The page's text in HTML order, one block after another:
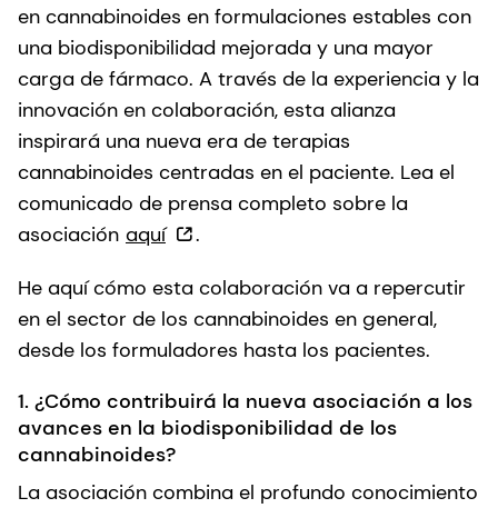
en cannabinoides en formulaciones estables con
una biodisponibilidad mejorada y una mayor
carga de fármaco. A través de la experiencia y la
innovación en colaboración, esta alianza
inspirará una nueva era de terapias
cannabinoides centradas en el paciente. Lea el
comunicado de prensa completo sobre la
asociación aquí
.
He aquí cómo esta colaboración va a repercutir
en el sector de los cannabinoides en general,
desde los formuladores hasta los pacientes.
1. ¿Cómo contribuirá la nueva asociación a los
avances en la biodisponibilidad de los
cannabinoides?
La asociación combina el profundo conocimiento